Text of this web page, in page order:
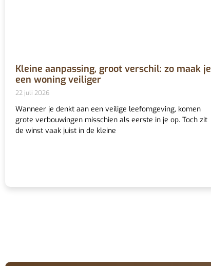
Kleine aanpassing, groot verschil: zo maak je
een woning veiliger
22 juli 2026
Wanneer je denkt aan een veilige leefomgeving, komen
grote verbouwingen misschien als eerste in je op. Toch zit
de winst vaak juist in de kleine